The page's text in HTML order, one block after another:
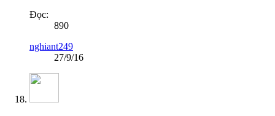
Đọc:
890
nghiant249
27/9/16